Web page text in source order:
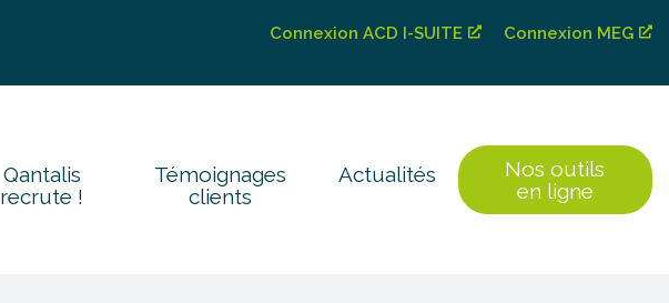
Connexion ACD I-SUITE Connexion MEG
Qantalis
recrute !
Témoignages
clients
Actualités
Nos outils
en ligne